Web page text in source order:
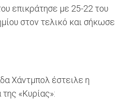
επικράτησε με 25-22 του
στον τελικό και σήκωσε
Χάντμπολ έστειλε η
«Κυρίας»: